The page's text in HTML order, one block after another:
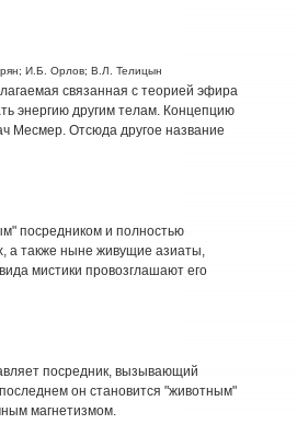
И.Б. Орлов; В.Л. Телицын
связанная с теорией эфира
энергию другим телам. Концепцию
Месмер. Отсюда другое название
посредником и полностью
а также ныне живущие азиаты,
мистики провозглашают его
посредник, вызывающий
он становится "животным"
магнетизмом.